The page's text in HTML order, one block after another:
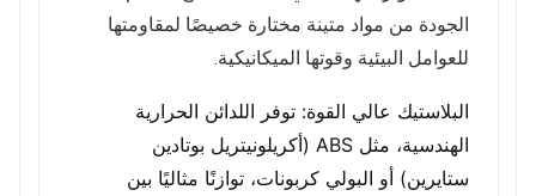
الجودة من مواد متينة مختارة خصيصًا لمقاومتها
للعوامل البيئية وقوتها الميكانيكية.
البلاستيك عالي القوة: توفر اللدائن الحرارية
الهندسية، مثل ABS (أكريلونيتريل بوتادين
ستايرين) أو البولي كربونات، توازنًا مثاليًا بين